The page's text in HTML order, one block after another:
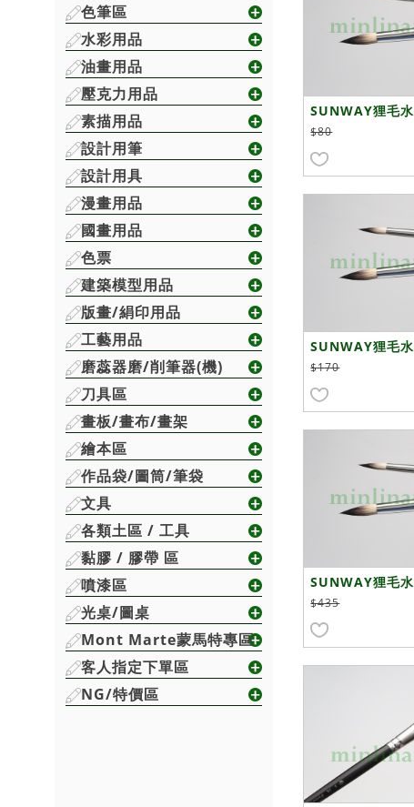
色筆區
水彩用品
油畫用品
壓克力用品
素描用品
設計用筆
設計用具
漫畫用品
國畫用品
色票
建築模型用品
版畫/絹印用品
工藝用品
磨蕊器磨/削筆器(機)
刀具區
畫板/畫布/畫架
繪本區
作品袋/圖筒/筆袋
文具
各類土區 / 工具
黏膠 / 膠帶 區
噴漆區
光桌/圖桌
Mont Marte蒙馬特專區
客人指定下單區
NG/特價區
SUNWAY狸毛
$80
SUNWAY狸毛
號
$170
SUNWAY狸毛
號
$435